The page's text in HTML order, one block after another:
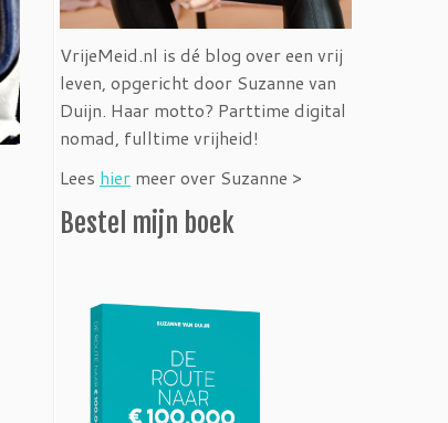
VrijeMeid.nl is dé blog over een vrij
leven, opgericht door Suzanne van
Duijn. Haar motto? Parttime digital
nomad, fulltime vrijheid!
Lees hier meer over Suzanne >
Bestel mijn boek